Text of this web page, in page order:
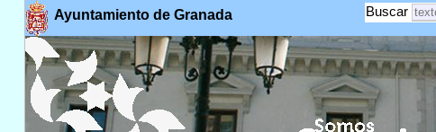
Ayuntamiento de Granada Buscar